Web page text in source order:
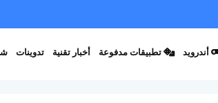
تدوينات أخبار تقنية تطبيقات مدفوعة أندرويد